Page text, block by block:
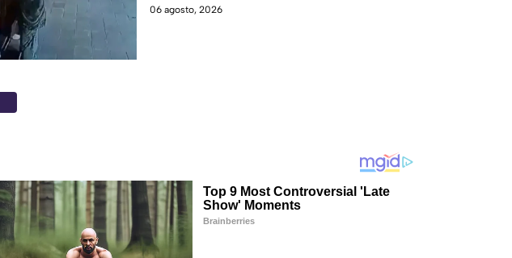
hospital.
06 agosto, 2026